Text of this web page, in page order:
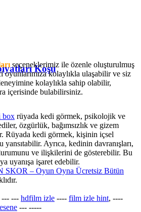
Koşu
seçeneklerimiz ile özenle oluşturulmuş
kolaylıkla ulaşabilir ve siz
kolaylıkla sahip olabilir,
içerisinde bulabilirsiniz.
box rüyada kedi görmek​, psikolojik ve
özgürlük, bağımsızlık ve gizem
Rüyada kedi görmek, kişinin içsel
yansıtabilir. Ayrıca, kedinin davranışları,
ve ilişkilerini de gösterebilir. Bu
uyanışa işaret edebilir.
SKOR – Oyun Oyna Ücretsiz Bütün
--- --- hdfilm izle ---- film izle hint, ----
--- -----